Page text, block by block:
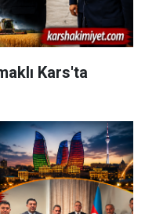
Kars'ta